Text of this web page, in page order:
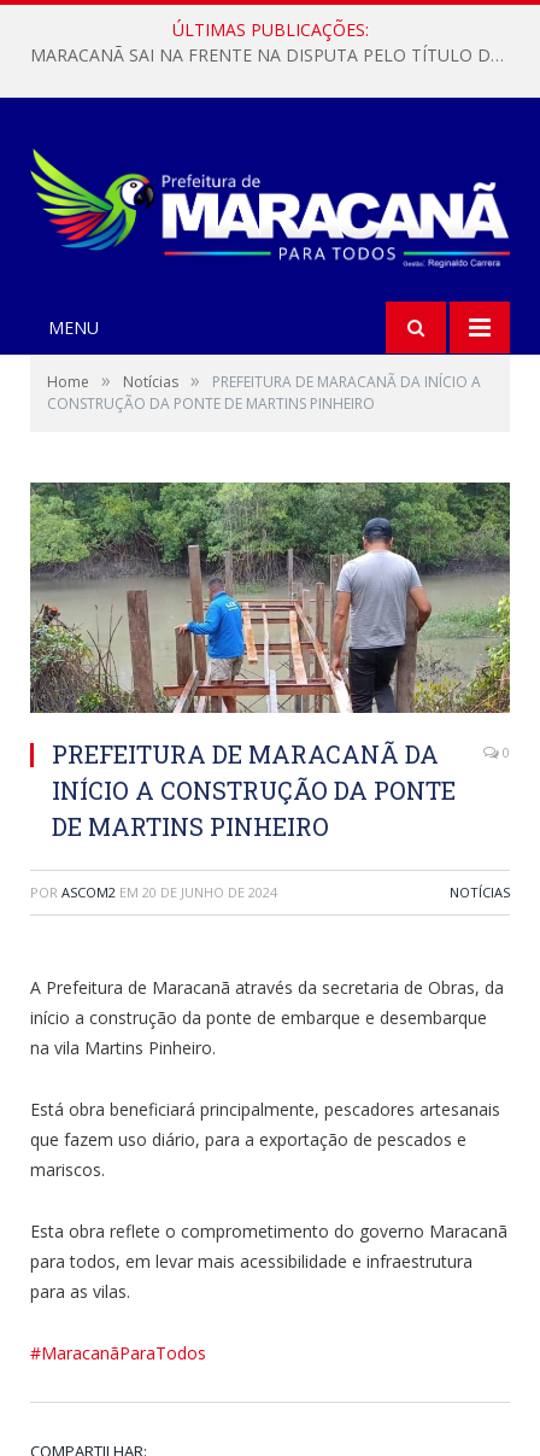
ÚLTIMAS PUBLICAÇÕES:
MARACANÃ SAI NA FRENTE NA DISPUTA PELO TÍTULO DA COPA PARÁ SUB-17!
MENU
Home » Notícias »
PREFEITURA DE MARACANÃ DA INÍCIO A
CONSTRUÇÃO DA PONTE DE MARTINS PINHEIRO
PREFEITURA DE MARACANÃ DA
INÍCIO A CONSTRUÇÃO DA PONTE
DE MARTINS PINHEIRO
0
POR ASCOM2 EM 20 DE JUNHO DE 2024 NOTÍCIAS
A Prefeitura de Maracanã através da secretaria de Obras, da
início a construção da ponte de embarque e desembarque
na vila Martins Pinheiro.
Está obra beneficiará principalmente, pescadores artesanais
que fazem uso diário, para a exportação de pescados e
mariscos.
Esta obra reflete o comprometimento do governo Maracanã
para todos, em levar mais acessibilidade e infraestrutura
para as vilas.
#MaracanãParaTodos
COMPARTILHAR: